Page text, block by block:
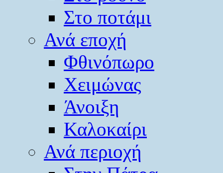
Στο ποτάμι
Ανά εποχή
Φθινόπωρο
Χειμώνας
Άνοιξη
Καλοκαίρι
Ανά περιοχή